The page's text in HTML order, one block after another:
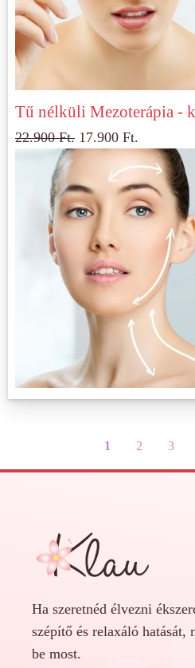
Tű nélküli Mezoterápia -
22.900Ft. 17.900Ft.
1 2 3
Ha szeretnéd élvezni
szépítő és relaxáló hatását,
be most.